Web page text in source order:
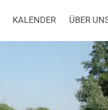
KALENDER ÜBER